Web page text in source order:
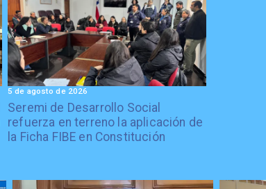
Seremi de Desarrollo Social
refuerza en terreno la aplicación de
la Ficha FIBE en Constitución
5 de agosto de 2026